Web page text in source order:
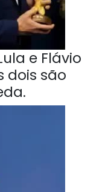
e Flávio
dois são